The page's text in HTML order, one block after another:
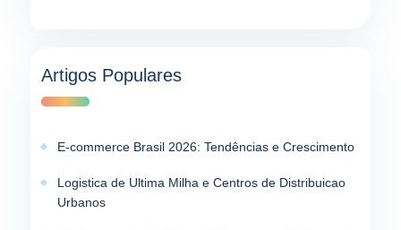
Artigos Populares
E-commerce Brasil 2026: Tendências e Crescimento
Logistica de Ultima Milha e Centros de Distribuicao
Urbanos